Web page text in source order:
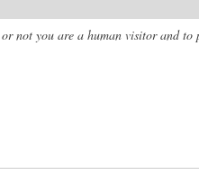
not you are a human visitor and to